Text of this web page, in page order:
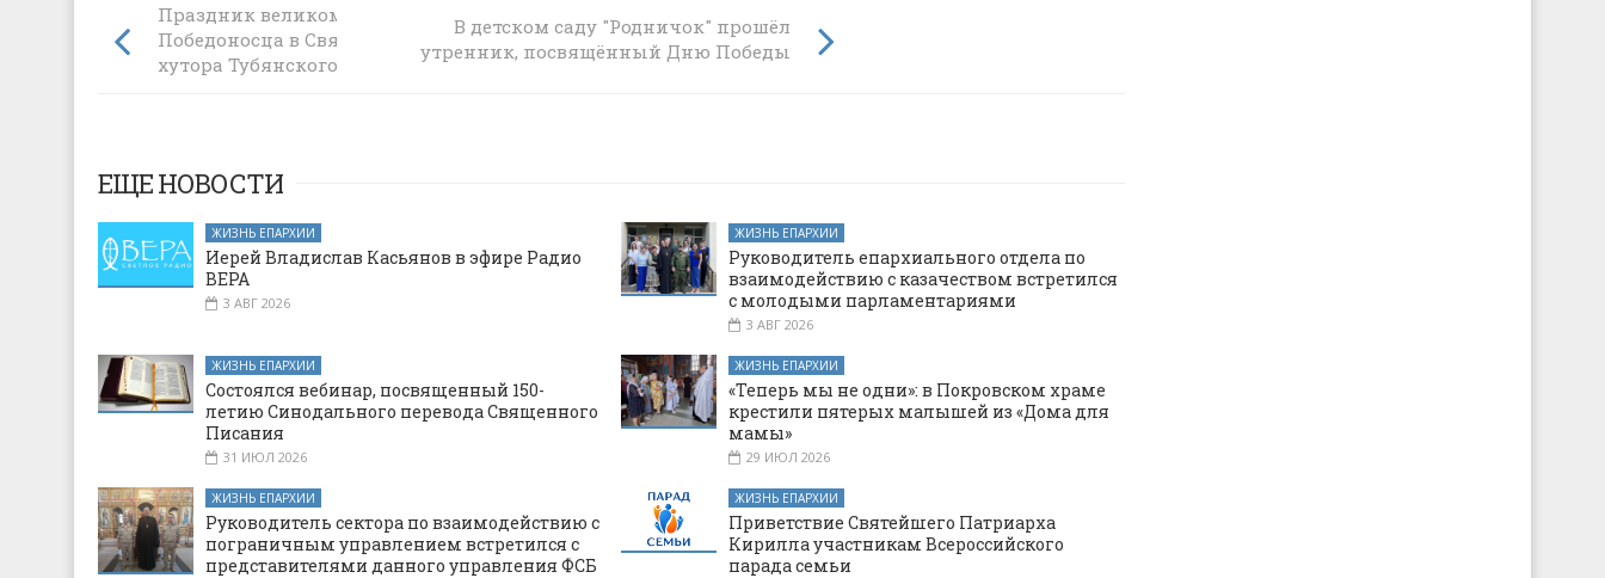
Праздник великомученика Георгия
Победоносца в Свято-Никольском храме
хутора Тубянского
В детском саду "Родничок" прошёл
утренник, посвящённый Дню Победы
ЕЩЕ НОВОСТИ
ЖИЗНЬ ЕПАРХИИ
Иерей Владислав Касьянов в эфире Радио
ВЕРА
3 АВГ 2026
ЖИЗНЬ ЕПАРХИИ
Руководитель епархиального отдела по
взаимодействию с казачеством встретился
с молодыми парламентариями
3 АВГ 2026
ЖИЗНЬ ЕПАРХИИ
Состоялся вебинар, посвященный 150-
летию Синодального перевода Священного
Писания
31 ИЮЛ 2026
ЖИЗНЬ ЕПАРХИИ
«Теперь мы не одни»: в Покровском храме
крестили пятерых малышей из «Дома для
мамы»
29 ИЮЛ 2026
ЖИЗНЬ ЕПАРХИИ
Руководитель сектора по взаимодействию с
пограничным управлением встретился с
представителями данного управления ФСБ
ЖИЗНЬ ЕПАРХИИ
Приветствие Святейшего Патриарха
Кирилла участникам Всероссийского
парада семьи